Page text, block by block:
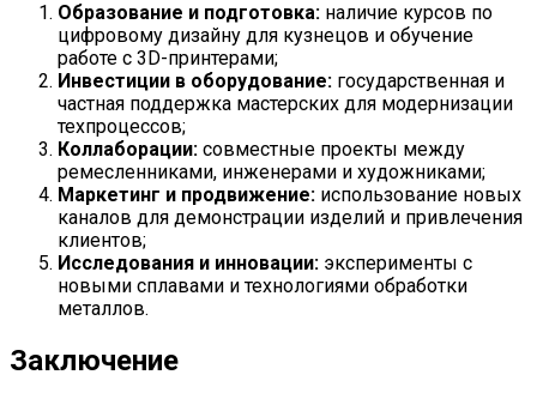
Образование и подготовка: наличие курсов по
цифровому дизайну для кузнецов и обучение
работе с 3D-принтерами;
Инвестиции в оборудование: государственная и
частная поддержка мастерских для модернизации
техпроцессов;
Коллаборации: совместные проекты между
ремесленниками, инженерами и художниками;
Маркетинг и продвижение: использование новых
каналов для демонстрации изделий и привлечения
клиентов;
Исследования и инновации: эксперименты с
новыми сплавами и технологиями обработки
металлов.
Заключение